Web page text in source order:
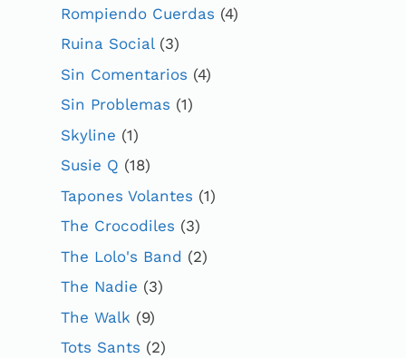
Rompiendo Cuerdas (4)
Ruina Social(3)
Sin Comentarios (4)
Sin Problemas (1)
Skyline (1)
Susie Q (18)
Tapones Volantes (1)
The Crocodiles (3)
The Lolo's Band (2)
The Nadie (3)
The Walk (9)
Tots Sants (2)